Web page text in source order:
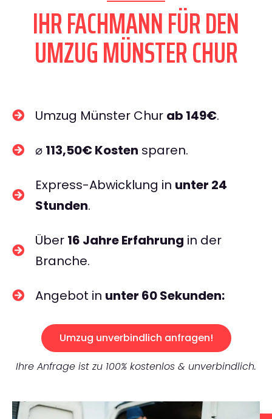
IHR FACHMANN FÜR DEN
UMZUG MÜNSTER CHUR
Umzug Münster Chur ab 149€.
⌀ 113,50€ Kosten sparen.
Express-Abwicklung in unter 24
Stunden.
Über 16 Jahre Erfahrung in der
Branche.
Angebot in unter 60 Sekunden:
Umzug unverbindlich anfragen!
Ihre Anfrage ist zu 100% kostenlos & unverbindlich.